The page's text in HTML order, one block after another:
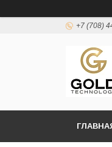
+7 (708)